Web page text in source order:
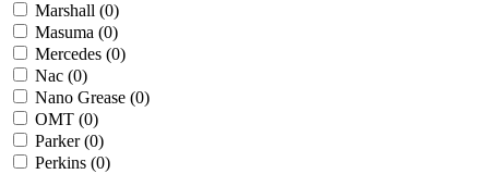
Marshall (0)
Masuma (0)
Mercedes (0)
Nac (0)
Nano Grease (0)
OMT (0)
Parker (0)
Perkins (0)